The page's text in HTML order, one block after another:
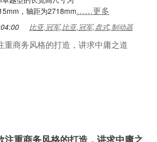
，轴距为2718mm……更多
比亚,冠军,比亚,冠军,盘式,制动器